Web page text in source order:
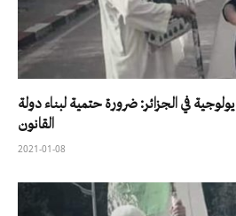
في الجزائر: ضرورة حتمية لبناء دولة
القانون
2021-01-08